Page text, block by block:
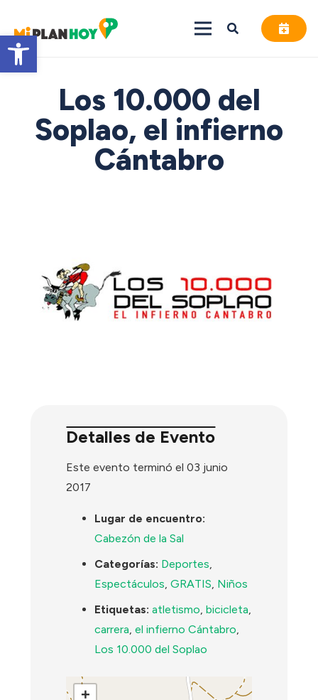
Abrir barra de herramientas
Los 10.000 del
Soplao, el infierno
Cántabro
Detalles de Evento
Este evento terminó el 03 junio
2017
Lugar de encuentro:
Cabezón de la Sal
Categorías: Deportes
Espectáculos ,GRATIS Niños
Etiquetas: atletismo ,bicicleta
carrera ,el infierno Cántabro
Los 10.000 del Soplao
+